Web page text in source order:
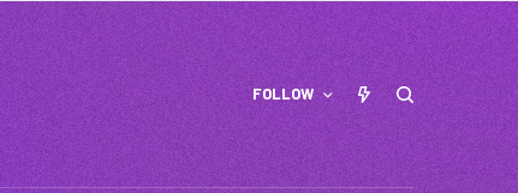
FOLLOW